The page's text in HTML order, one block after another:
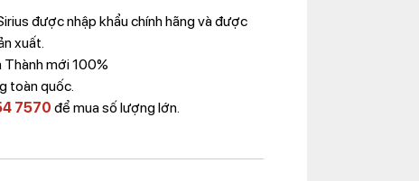
được nhập khẩu chính hãng và được
xuất.
Thành mới 100%
toàn quốc.
7570 để mua số lượng lớn.